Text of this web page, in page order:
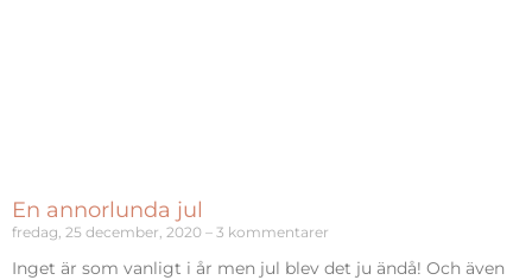
En annorlunda jul
fredag, 25 december, 2020 3 kommentarer
Inget är som vanligt i år men jul blev det ju ändå! Och även